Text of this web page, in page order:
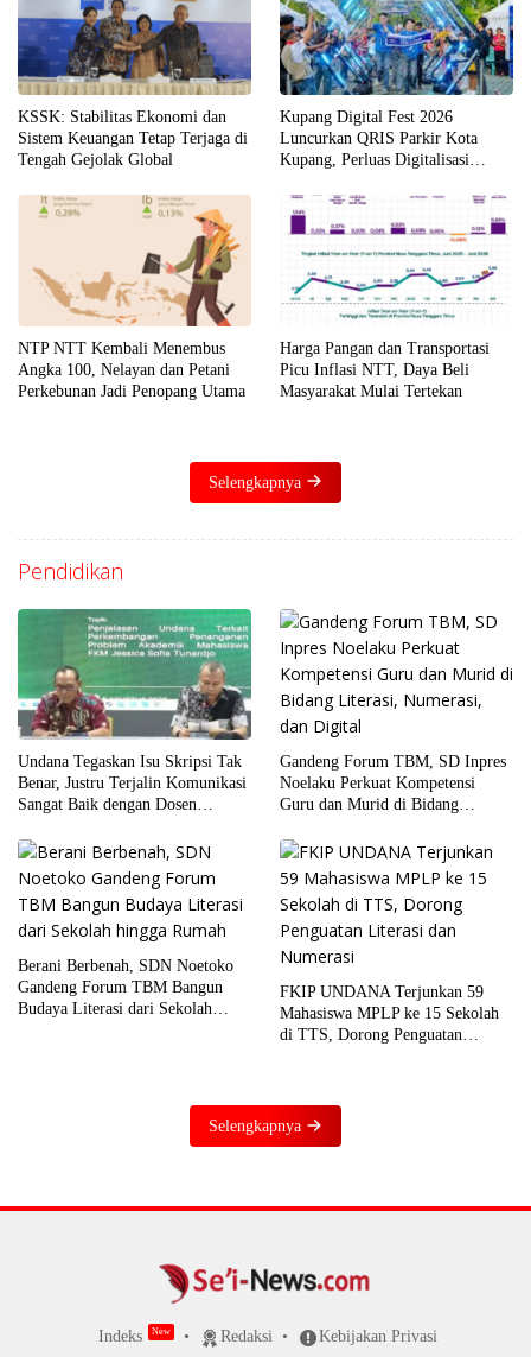
KSSK: Stabilitas Ekonomi dan
Sistem Keuangan Tetap Terjaga di
Tengah Gejolak Global
Kupang Digital Fest 2026
Luncurkan QRIS Parkir Kota
Kupang, Perluas Digitalisasi
NTP NTT Kembali Menembus
Angka 100, Nelayan dan Petani
Perkebunan Jadi Penopang Utama
Harga Pangan dan Transportasi
Picu Inflasi NTT, Daya Beli
Masyarakat Mulai Tertekan
Selengkapnya
Pendidikan
Undana Tegaskan Isu Skripsi Tak
Benar, Justru Terjalin Komunikasi
Sangat Baik dengan Dosen
Gandeng Forum TBM, SD Inpres
Noelaku Perkuat Kompetensi
Guru dan Murid di Bidang
Berani Berbenah, SDN Noetoko
Gandeng Forum TBM Bangun
Budaya Literasi dari Sekolah
FKIP UNDANA Terjunkan 59
Mahasiswa MPLP ke 15 Sekolah
di TTS, Dorong Penguatan
Selengkapnya
Indeks Redaksi Kebijakan Privasi